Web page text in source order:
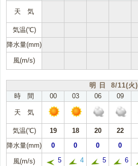
天 気
気温(℃)
降水量(mm)
風(m/s)
明 日 8/11(火)
時 間
00 03 06 09
天 気
気温(℃) 19 18 20 22
降水量(mm)
0 0 0 0
風(m/s) 5 4 5 6